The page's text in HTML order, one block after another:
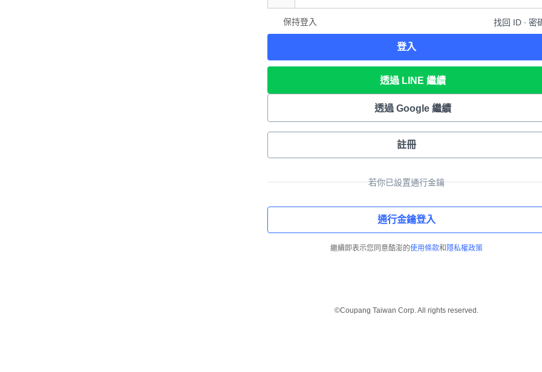
保持登入 找回 ID ∙ 密
登入
透過 LINE 繼續
透過 Google 繼續
註冊
若你已設置通行金鑰
通行金鑰登入
繼續即表示您同意酷澎的使用條款和 隱私權政策
©Coupang Taiwan Corp. All rights reserved.